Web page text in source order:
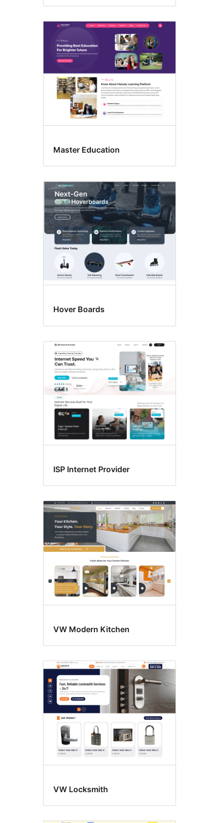
Master Education
Hover Boards
ISP Internet Provider
VW Modern Kitchen
VW Locksmith